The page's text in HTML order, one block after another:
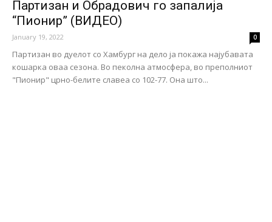
Партизан и Обрадович го запалија
“Пионир” (ВИДЕО)
January 19, 2022 0
Партизан во дуелот со Хамбург на дело ја покажа најубавата
кошарка оваа сезона. Во пеколна атмосфера, во преполниот
"Пионир" црно-белите славеа со 102-77. Она што...